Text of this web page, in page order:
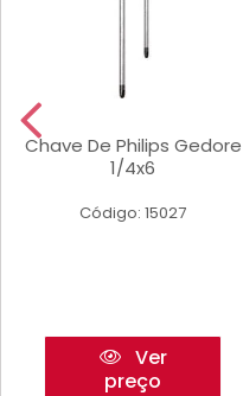
Chave De Philips Gedore
1/4x6
Código: 15027
Ver
preço